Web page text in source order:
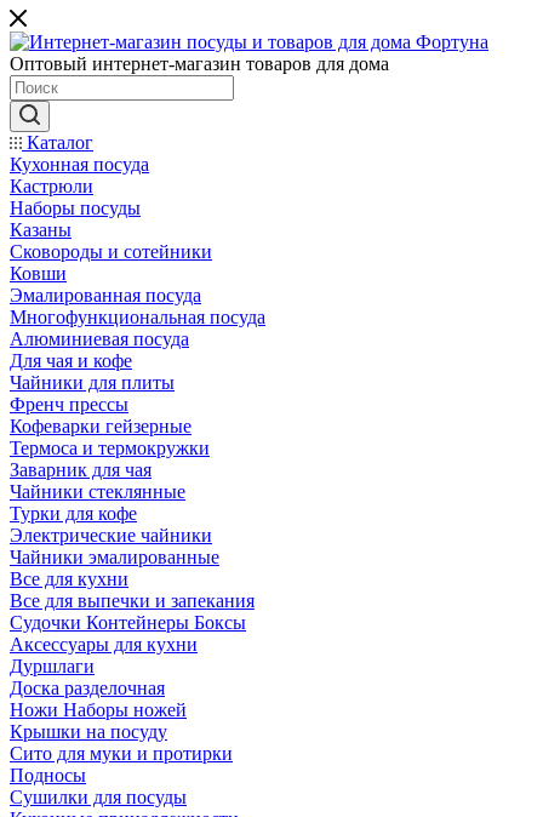
Оптовый интернет-магазин товаров для дома
Каталог
Кухонная посуда
Кастрюли
Наборы посуды
Казаны
Сковороды и сотейники
Ковши
Эмалированная посуда
Многофункциональная посуда
Алюминиевая посуда
Для чая и кофе
Чайники для плиты
Френч прессы
Кофеварки гейзерные
Термоса и термокружки
Заварник для чая
Чайники стеклянные
Турки для кофе
Электрические чайники
Чайники эмалированные
Все для кухни
Все для выпечки и запекания
Судочки Контейнеры Боксы
Аксессуары для кухни
Дуршлаги
Доска разделочная
Ножи Наборы ножей
Крышки на посуду
Сито для муки и протирки
Подносы
Сушилки для посуды